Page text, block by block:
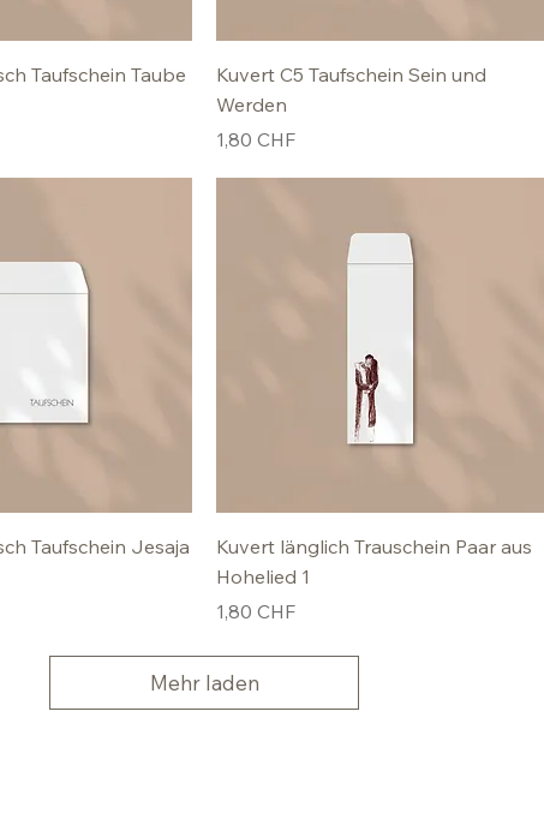
Taufschein Taube
Kuvert C5 Taufschein Sein und
Werden
Preis
1,80 CHF
Taufschein Jesaja
Kuvert länglich Trauschein Paar aus
Hohelied 1
Preis
1,80 CHF
Mehr laden